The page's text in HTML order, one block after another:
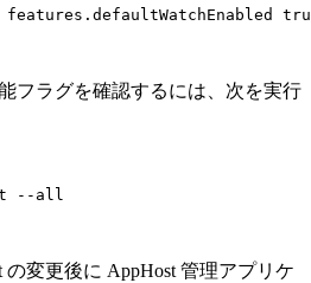
features.defaultWatchEnabled
フラグを確認するには、次を実行
--all
の変更後に AppHost 管理アプリケ